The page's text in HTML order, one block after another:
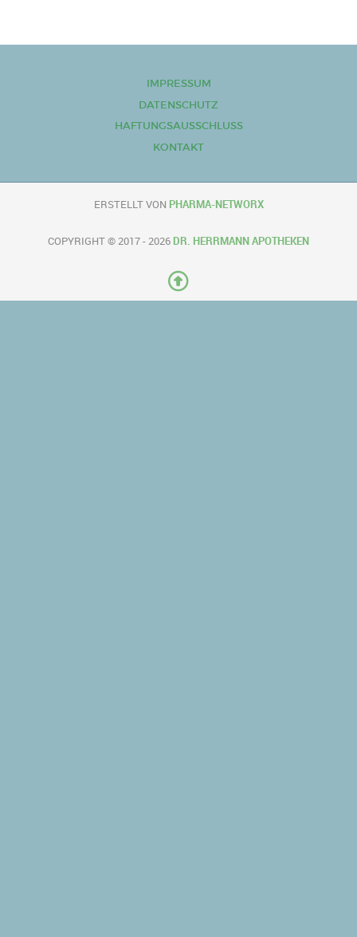
IMPRESSUM
DATENSCHUTZ
HAFTUNGSAUSSCHLUSS
KONTAKT
ERSTELLT VON PHARMA-NETWORX
COPYRIGHT © 2017 - 2026 DR. HERRMANN APOTHEKEN